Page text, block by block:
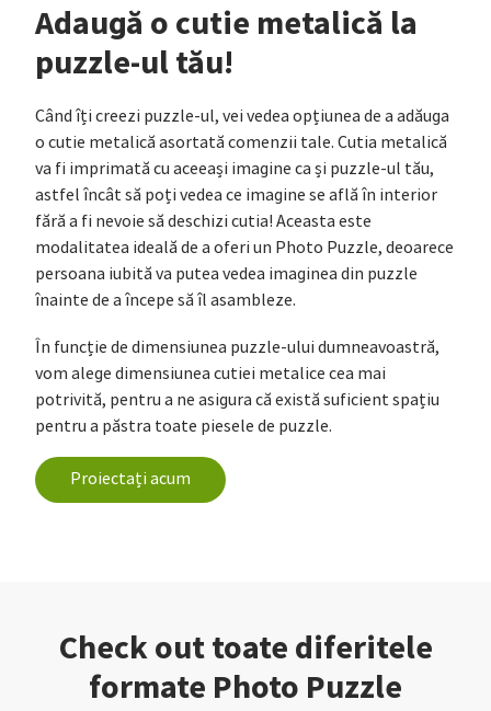
Adaugă o cutie metalică la
puzzle-ul tău!
Când îți creezi puzzle-ul, vei vedea opțiunea de a adăuga
o cutie metalică asortată comenzii tale. Cutia metalică
va fi imprimată cu aceeași imagine ca și puzzle-ul tău,
astfel încât să poți vedea ce imagine se află în interior
fără a fi nevoie să deschizi cutia! Aceasta este
modalitatea ideală de a oferi un Photo Puzzle, deoarece
persoana iubită va putea vedea imaginea din puzzle
înainte de a începe să îl asambleze.
În funcție de dimensiunea puzzle-ului dumneavoastră,
vom alege dimensiunea cutiei metalice cea mai
potrivită, pentru a ne asigura că există suficient spațiu
pentru a păstra toate piesele de puzzle.
Proiectați acum
Check out toate diferitele
formate Photo Puzzle